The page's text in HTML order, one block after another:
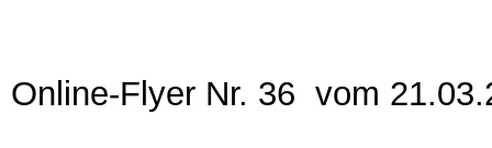
Online-Flyer Nr. 36 vom